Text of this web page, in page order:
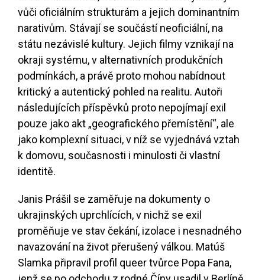
vůči oficiálním strukturám a jejich dominantním
narativům. Stávají se součástí neoficiální, na
státu nezávislé kultury. Jejich filmy vznikají na
okraji systému, v alternativních produkčních
podmínkách, a právě proto mohou nabídnout
kritický a autentický pohled na realitu. Autoři
následujících příspěvků proto nepojímají exil
pouze jako akt „geografického přemístění“, ale
jako komplexní situaci, v níž se vyjednává vztah
k domovu, současnosti i minulosti či vlastní
identitě.
Janis Prášil se zaměřuje na dokumenty o
ukrajinských uprchlících, v nichž se exil
proměňuje ve stav čekání, izolace i nesnadného
navazování na život přerušený válkou. Matúš
Slamka připravil profil queer tvůrce Popa Fana,